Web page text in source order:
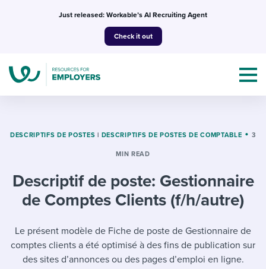
Just released: Workable’s AI Recruiting Agent
Check it out
Mobilizing AI in my work
Templates & Guides
I WANT...Attend webinars & events
DESCRIPTIFS DE POSTES | DESCRIPTIFS DE POSTES DE COMPTABLE 3
MIN READ
Descriptif de poste: Gestionnaire
de Comptes Clients (f/h/autre)
Le présent modèle de Fiche de poste de Gestionnaire de
comptes clients a été optimisé à des fins de publication sur
des sites d’annonces ou des pages d’emploi en ligne.